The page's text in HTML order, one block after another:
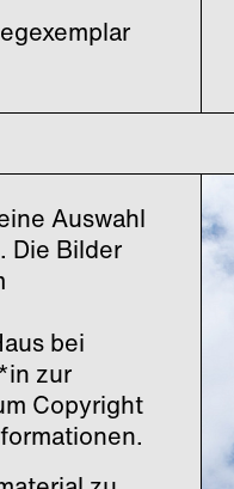
Auswahl
Die Bilder
bei
zur
Copyright